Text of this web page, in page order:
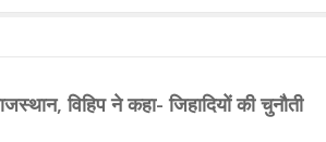
विहिप ने कहा- जिहादियों की चुनौती